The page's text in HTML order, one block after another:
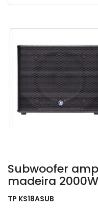
Subwoofer
madeira 2000W
TP KS18ASUB